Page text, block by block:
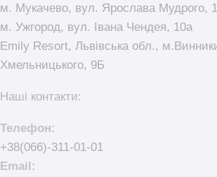
м. Мукачево, вул. Ярослава Мудрого,
м. Ужгород, вул. Івана Чендея, 10а
Emily Resort, Львівська обл.,
Хмельницького, 9Б
Наші контакти:
Телефон:
+38(066)-311-01-01
Email: